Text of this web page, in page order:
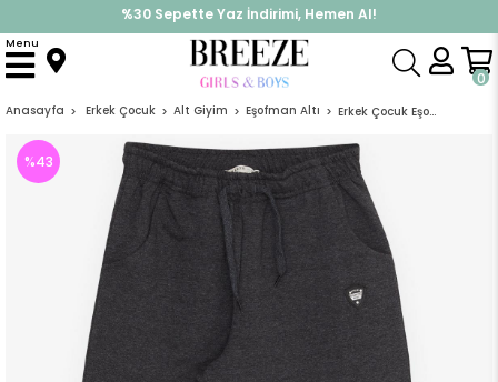
%30 Sepette Yaz İndirimi, Hemen Al!
İndirimlere ek %10 İndirimi Kap, Hemen Üye Ol!
0
Menu
Anasayfa Erkek Çocuk Alt Giyim Eşofman Altı Erkek Çocuk Eşofman Altı Armalı Cepli Bağcık Aksesuarlı Antrasit (14 Yaş)
%43